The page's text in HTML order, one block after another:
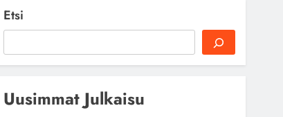
Etsi
Uusimmat Julkaisu